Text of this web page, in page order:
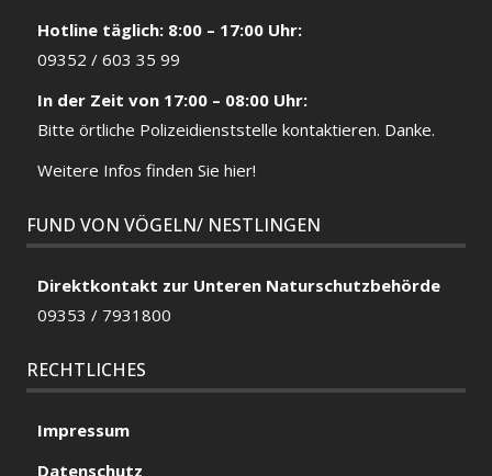
Hotline täglich: 8:00 – 17:00 Uhr:
09352 / 603 35 99
In der Zeit von 17:00 – 08:00 Uhr:
Bitte örtliche Polizeidienststelle kontaktieren. Danke.
Weitere Infos finden Sie hier!
FUND VON VÖGELN/ NESTLINGEN
Direktkontakt zur Unteren Naturschutzbehörde
09353 / 7931800
RECHTLICHES
Impressum
Datenschutz